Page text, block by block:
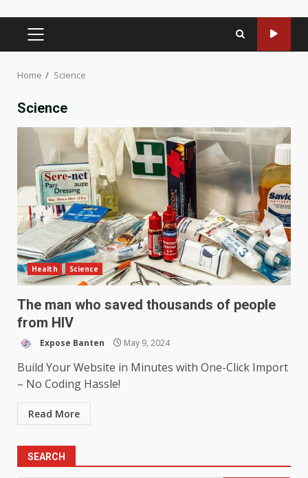
PRIMARY
MENU
Home Science
Science
Health Science
The man who saved thousands of people
from HIV
Expose Banten May 9, 2024
Build Your Website in Minutes with One-Click Import
– No Coding Hassle!
Read More
SEARCH